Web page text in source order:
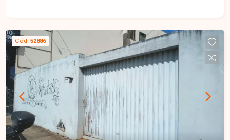
último andar de um prédio com elevador,
proporcionando uma vista livre e excelente
ventilação. Conta com sala aconchegante, 02
quartos, sendo 01 suíte com nicho, box e blindex,
banheiro social também equipado com nicho, box
e blindex, cozinha integrada à lavanderia e 01
vaga de garagem com capacidade para até 02
veículos. O proprietário ainda dispõe de mais 02
vagas, que podem ser negociadas
Cód. 52886